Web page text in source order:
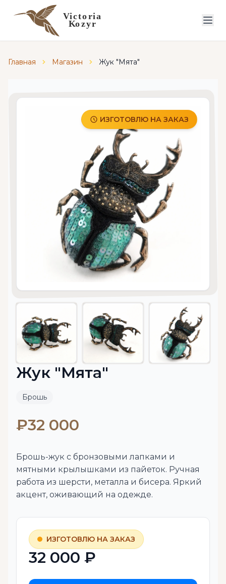
Главная Магазин Жук "Мята"
ИЗГОТОВЛЮ НА ЗАКАЗ
Жук "Мята"
Брошь
₽32 000
Брошь-жук с бронзовыми лапками и
мятными крылышками из пайеток. Ручная
работа из шерсти, металла и бисера. Яркий
акцент, оживающий на одежде.
ИЗГОТОВЛЮ НА ЗАКАЗ
32 000 ₽